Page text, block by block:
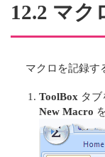
12.2 マク
マクロを記録す
ToolBox タブ
New Macro